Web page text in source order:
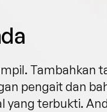
Tambahkan
pengait dan
yang terbukti.